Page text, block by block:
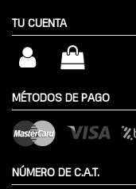
TU CUENTA
MÉTODOS DE PAGO
NÚMERO DE C.A.T.